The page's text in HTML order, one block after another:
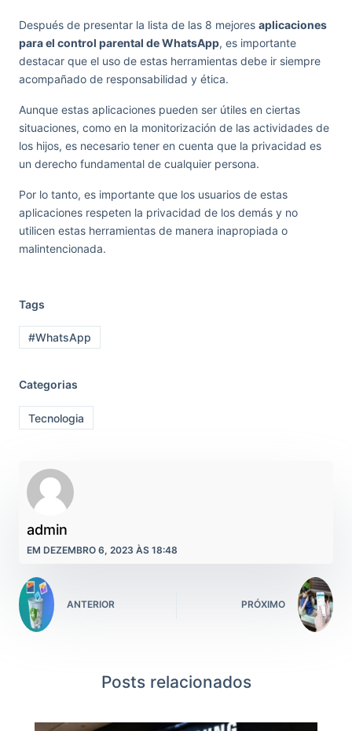
Después de presentar la lista de las 8 mejores aplicaciones
para el control parental de WhatsApp, es importante
destacar que el uso de estas herramientas debe ir siempre
acompañado de responsabilidad y ética.
Aunque estas aplicaciones pueden ser útiles en ciertas
situaciones, como en la monitorización de las actividades de
los hijos, es necesario tener en cuenta que la privacidad es
un derecho fundamental de cualquier persona.
Por lo tanto, es importante que los usuarios de estas
aplicaciones respeten la privacidad de los demás y no
utilicen estas herramientas de manera inapropiada o
malintencionada.
Tags
#WhatsApp
Categorias
Tecnologia
admin
EM DEZEMBRO 6, 2023 ÀS 18:48
ANTERIOR PRÓXIMO
Posts relacionados